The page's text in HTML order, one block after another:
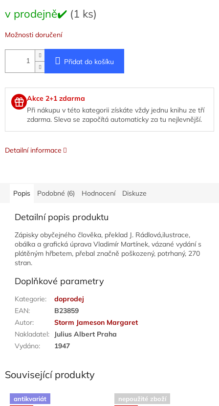
cena:
v prodejně✔️ (1 ks)
Možnosti doručení
Přidat do košíku
Akce 2+1 zdarma
Při nákupu v této kategorii získáte vždy jednu knihu ze tří
zdarma. Sleva se započítá automaticky za tu nejlevnější.
Detailní informace
Popis Podobné (6) Hodnocení Diskuze
Detailní popis produktu
Zápisky obyčejného člověka, překlad J. Rádlová,ilustrace,
obálka a grafická úprava Vladimír Martínek, vázané vydání s
plátěným hřbetem, přebal značně poškozený, potrhaný, 270
stran.
Doplňkové parametry
Kategorie:
doprodej
EAN:
B23859
Autor:
Storm Jameson Margaret
Nakladatel:
Julius Albert Praha
Vydáno: 1947
Související produkty
antikvariát
nepoužité zboží